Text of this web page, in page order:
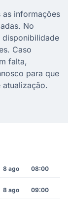
as informações
No
disponibilidade
Caso
falta,
para que
8 ago 08:00
8 ago 09:00